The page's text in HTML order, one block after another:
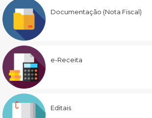
Documentação (Nota Fiscal)
e-Receita
Editais